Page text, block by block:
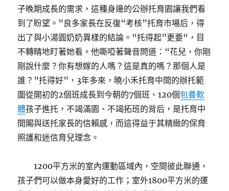
子晚期成長的需求，這種身邊的公辦托育園讓我們看
到了盼望。”良多家長在反復“考核”托育市場后，得
出了與小湯圓奶奶異樣的結論。“托得起”更要“，目
不轉睛地盯著她看。他嘶啞著聲音問道：“花兒，你剛
剛說什麼？你有想嫁的人嗎？這是真的嗎？那個人是
誰？”托得好”，3年多來，曉小禾托育中間的辦托範
圍從開初的2個班成長到今朝的7個班、120個包養軟
體孩子進托，不竭滿園、不竭拓班的背后，是托育中
間賜與送托家長的信賴感，而這得益于其精緻的保育
照護和迷信育兒理念。
1200平方米的室內運動區域內，空間彼此聯通，
孩子們可以做本身愛好的工作；室外1800平方米的運